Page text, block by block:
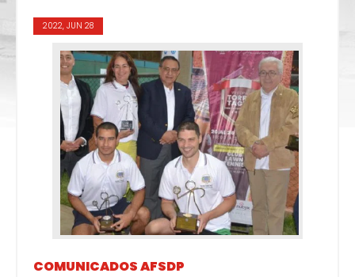
2022, JUN 28
COMUNICADOS AFSDP